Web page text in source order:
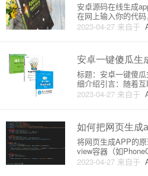
2023-04-27 来自于
安卓源码在线生成
在网上输入你的代
应用程序。这种方法
者，因为它省去了
工作原理。1. 在线生
安卓一键傻瓜生
2023-04-27 来自于
标题：安卓一键傻
细介绍引言：随着
开始依赖手机App来
理员来说，将网站
卓一键生成网站App
如何把网页生成
2023-04-27 来自于
将网页生成APP的
view容器（如
用，使其成为一个原
和介绍：1. 了解WebView：